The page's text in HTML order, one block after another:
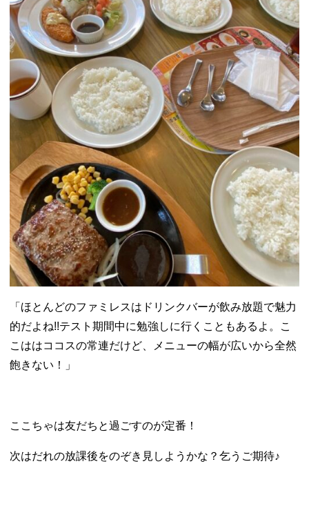
「ほとんどのファミレスはドリンクバーが飲み放題で魅力
的だよね!!テスト期間中に勉強しに行くこともあるよ。こ
こははココスの常連だけど、メニューの幅が広いから全然
飽きない！」
ここちゃは友だちと過ごすのが定番！
次はだれの放課後をのぞき見しようかな？乞うご期待♪